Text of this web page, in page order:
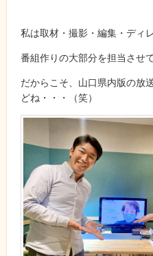
私は取材・撮影・編集・ディ
番組作りの大部分を担当させ
だからこそ、山口県内版の放
どね・・・（笑）